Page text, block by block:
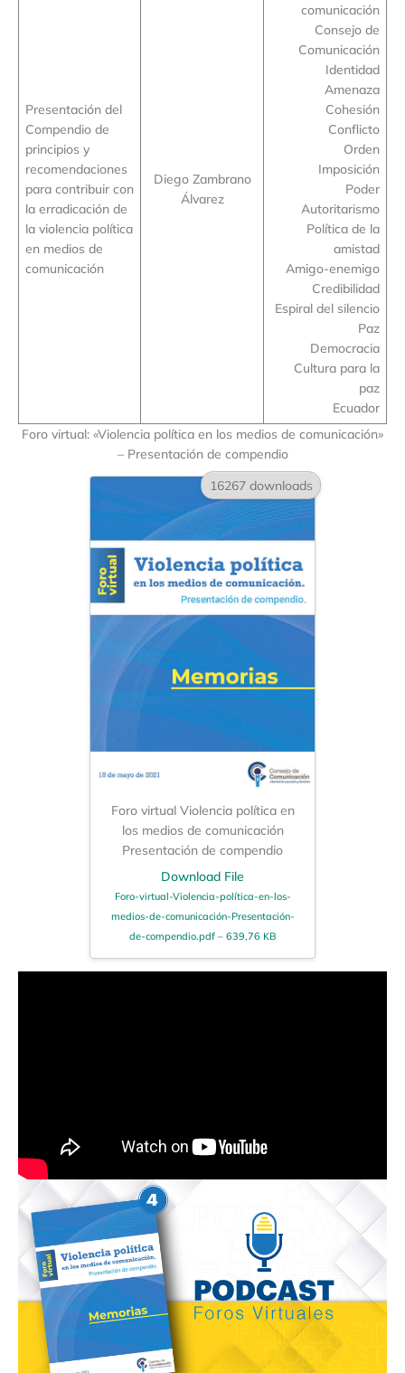
Presentación del
Compendio de
principios y
recomendaciones
para contribuir con
la erradicación de
la violencia política
en medios de
comunicación
Diego Zambrano
Álvarez
comunicación
Consejo de
Comunicación
Identidad
Amenaza
Cohesión
Conflicto
Orden
Imposición
Poder
Autoritarismo
Política de la
amistad
Amigo-enemigo
Credibilidad
Espiral del silencio
Paz
Democracia
Cultura para la
paz
Ecuador
Foro virtual: «Violencia política en los medios de comunicación»
– Presentación de compendio
16267 downloads
Foro virtual Violencia política en
los medios de comunicación
Presentación de compendio
Download File
Foro-virtual-Violencia-política-en-los-
medios-de-comunicación-Presentación-
de-compendio.pdf – 639,76 KB